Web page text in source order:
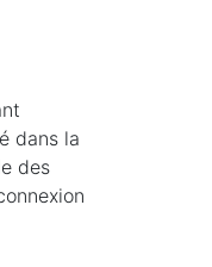
dans la
des